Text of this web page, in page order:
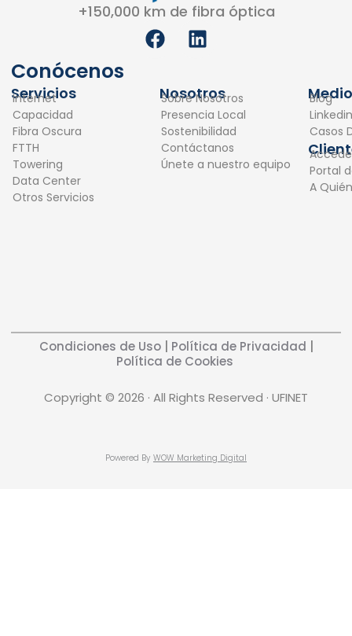
+150,000 km de fibra óptica
F
a
e
b
o
o
k
L
i
k
e
d
i
n
Conócenos
Servicios
Internet
Capacidad
Fibra Oscura
FTTH
Towering
Data Center
Otros Servicios
Nosotros
Sobre Nosotros
Presencia Local
Sostenibilidad
Contáctanos
Únete a nuestro equipo
Blog
Linkedin
Casos
Portal
A
Condiciones de Uso| Política de Privacidad |
Política de Cookies
Copyright © 2026 · All Rights Reserved · UFINET
Powered By WOW Marketing Digital